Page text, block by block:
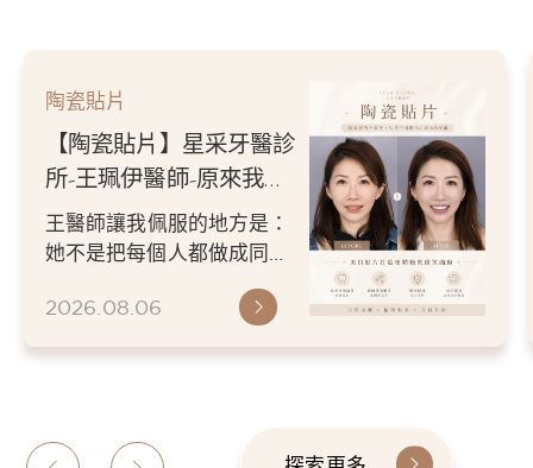
陶瓷貼片
【陶瓷貼片】星采牙醫診
所-王珮伊醫師-從門牙縫
到自信笑容：美白貼片打
造更精緻的微笑曲線
王珮伊醫師在規劃貼片時，
除了考量牙齒本身條件，也
微笑方式等細節出發，協助
2026.06.26